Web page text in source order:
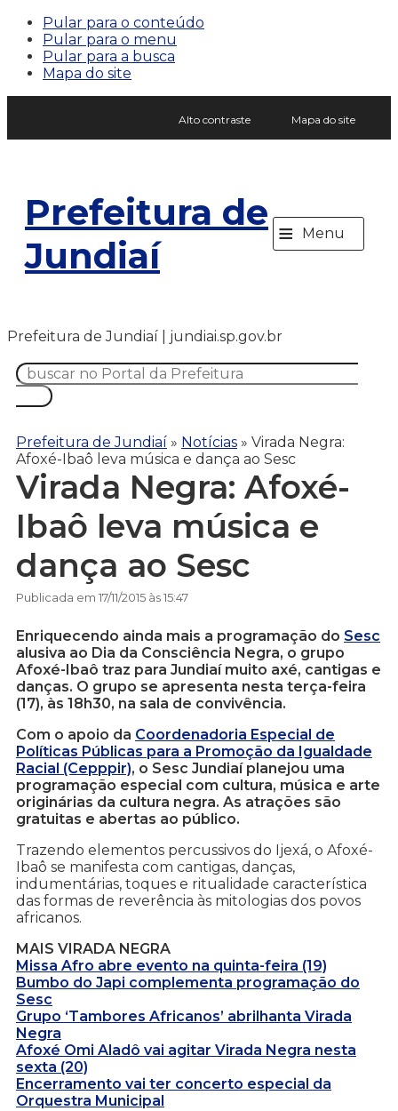
Pular para o conteúdo
Pular para o menu
Pular para a busca
Mapa do site
Alto contraste Mapa do site
Prefeitura de
Jundiaí
≡ Menu
Prefeitura de Jundiaí | jundiai.sp.gov.br
Prefeitura de Jundiaí » Notícias » Virada Negra:
Afoxé-Ibaô leva música e dança ao Sesc
Virada Negra: Afoxé-
Ibaô leva música e
dança ao Sesc
Publicada em 17/11/2015 às 15:47
Enriquecendo ainda mais a programação do Sesc
alusiva ao Dia da Consciência Negra, o grupo
Afoxé-Ibaô traz para Jundiaí muito axé, cantigas e
danças. O grupo se apresenta nesta terça-feira
(17), às 18h30, na sala de convivência.
Com o apoio da Coordenadoria Especial de
Políticas Públicas para a Promoção da Igualdade
Racial (Cepppir), o Sesc Jundiaí planejou uma
programação especial com cultura, música e arte
originárias da cultura negra. As atrações são
gratuitas e abertas ao público.
Trazendo elementos percussivos do Ijexá, o Afoxé-
Ibaô se manifesta com cantigas, danças,
indumentárias, toques e ritualidade característica
das formas de reverência às mitologias dos povos
africanos.
MAIS VIRADA NEGRA
Missa Afro abre evento na quinta-feira (19)
Bumbo do Japi complementa programação do
Sesc
Grupo ‘Tambores Africanos’ abrilhanta Virada
Negra
Afoxé Omi Aladô vai agitar Virada Negra nesta
sexta (20)
Encerramento vai ter concerto especial da
Orquestra Municipal